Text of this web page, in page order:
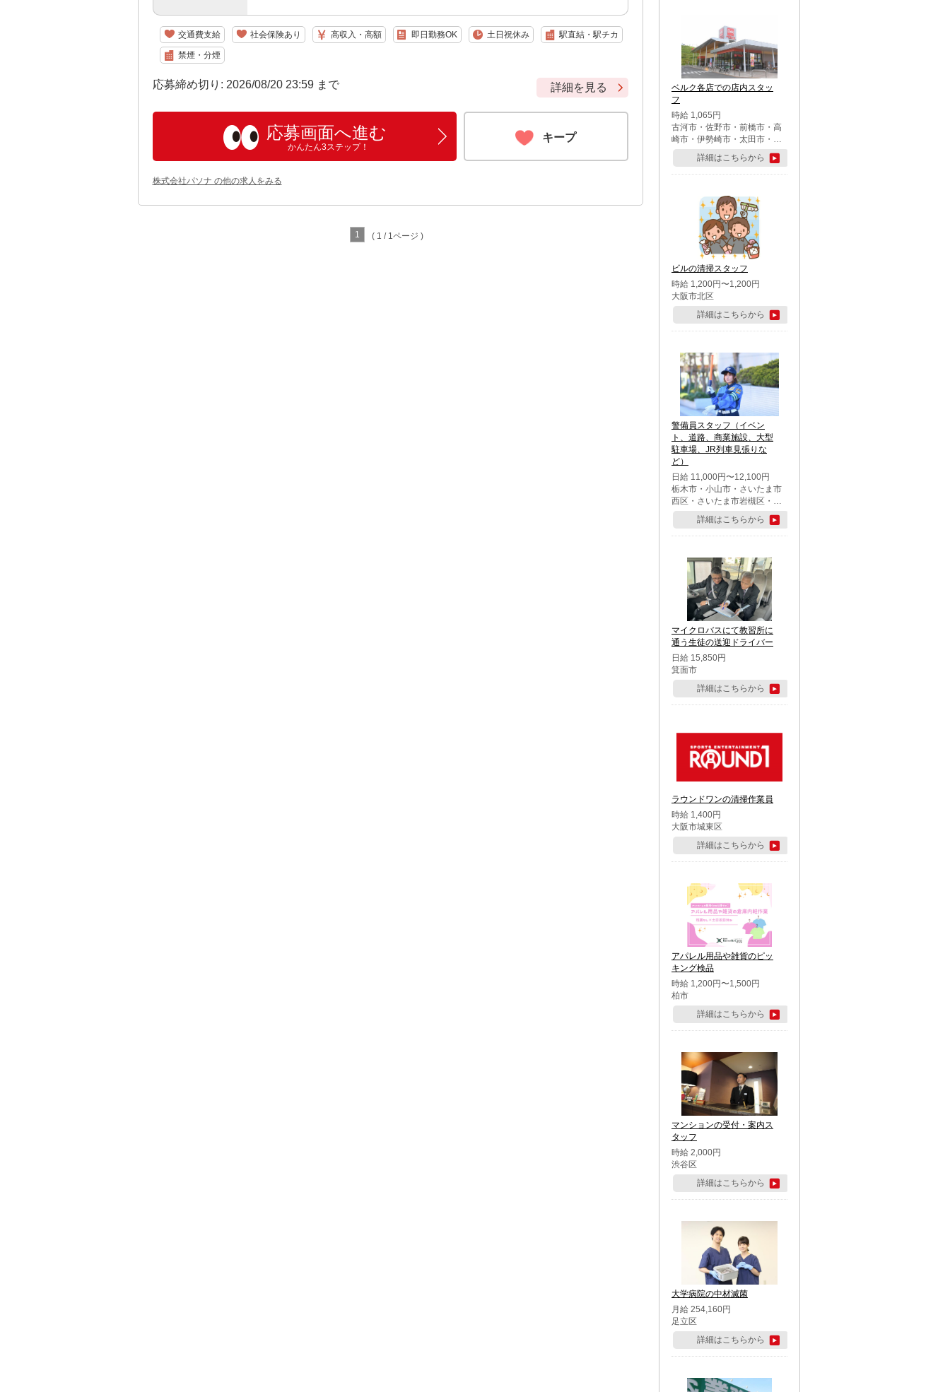
交通費支給 社会保険あり 高収入・高額 即日勤務OK 土日祝休み 駅直結・駅チカ
禁煙・分煙
応募締め切り: 2026/08/20 23:59 まで 詳細を見る
応募画面へ進む
かんたん3ステップ！
キープ
株式会社パソナ の他の求人をみる
1 ( 1 / 1ページ )
ベルク各店での店内スタッ
フ
時給 1,065円
古河市・佐野市・前橋市・高
崎市・伊勢崎市・太田市・館
林市・藤岡市・大泉町・さい
たま市北区・川越市・熊谷
市・行田市・秩父市・所沢
市・鶴ケ島市・千葉市中央
区・市川市・松戸市・習志野
市・柏市・流山市・八千代
市・足立区・江戸川区・八王
子市・町田市
詳細はこちらから
ビルの清掃スタッフ
時給 1,200円〜1,200円
大阪市北区
詳細はこちらから
警備員スタッフ（イベン
ト、道路、商業施設、大型
駐車場、JR列車見張りな
ど）
日給 11,000円〜12,100円
栃木市・小山市・さいたま市
西区・さいたま市岩槻区・久
喜市・蓮田市
詳細はこちらから
マイクロバスにて教習所に
通う生徒の送迎ドライバー
日給 15,850円
箕面市
詳細はこちらから
ラウンドワンの清掃作業員
時給 1,400円
大阪市城東区
詳細はこちらから
アパレル用品や雑貨のピッ
キング検品
時給 1,200円〜1,500円
柏市
詳細はこちらから
マンションの受付・案内ス
タッフ
時給 2,000円
渋谷区
詳細はこちらから
大学病院の中材滅菌
月給 254,160円
足立区
詳細はこちらから